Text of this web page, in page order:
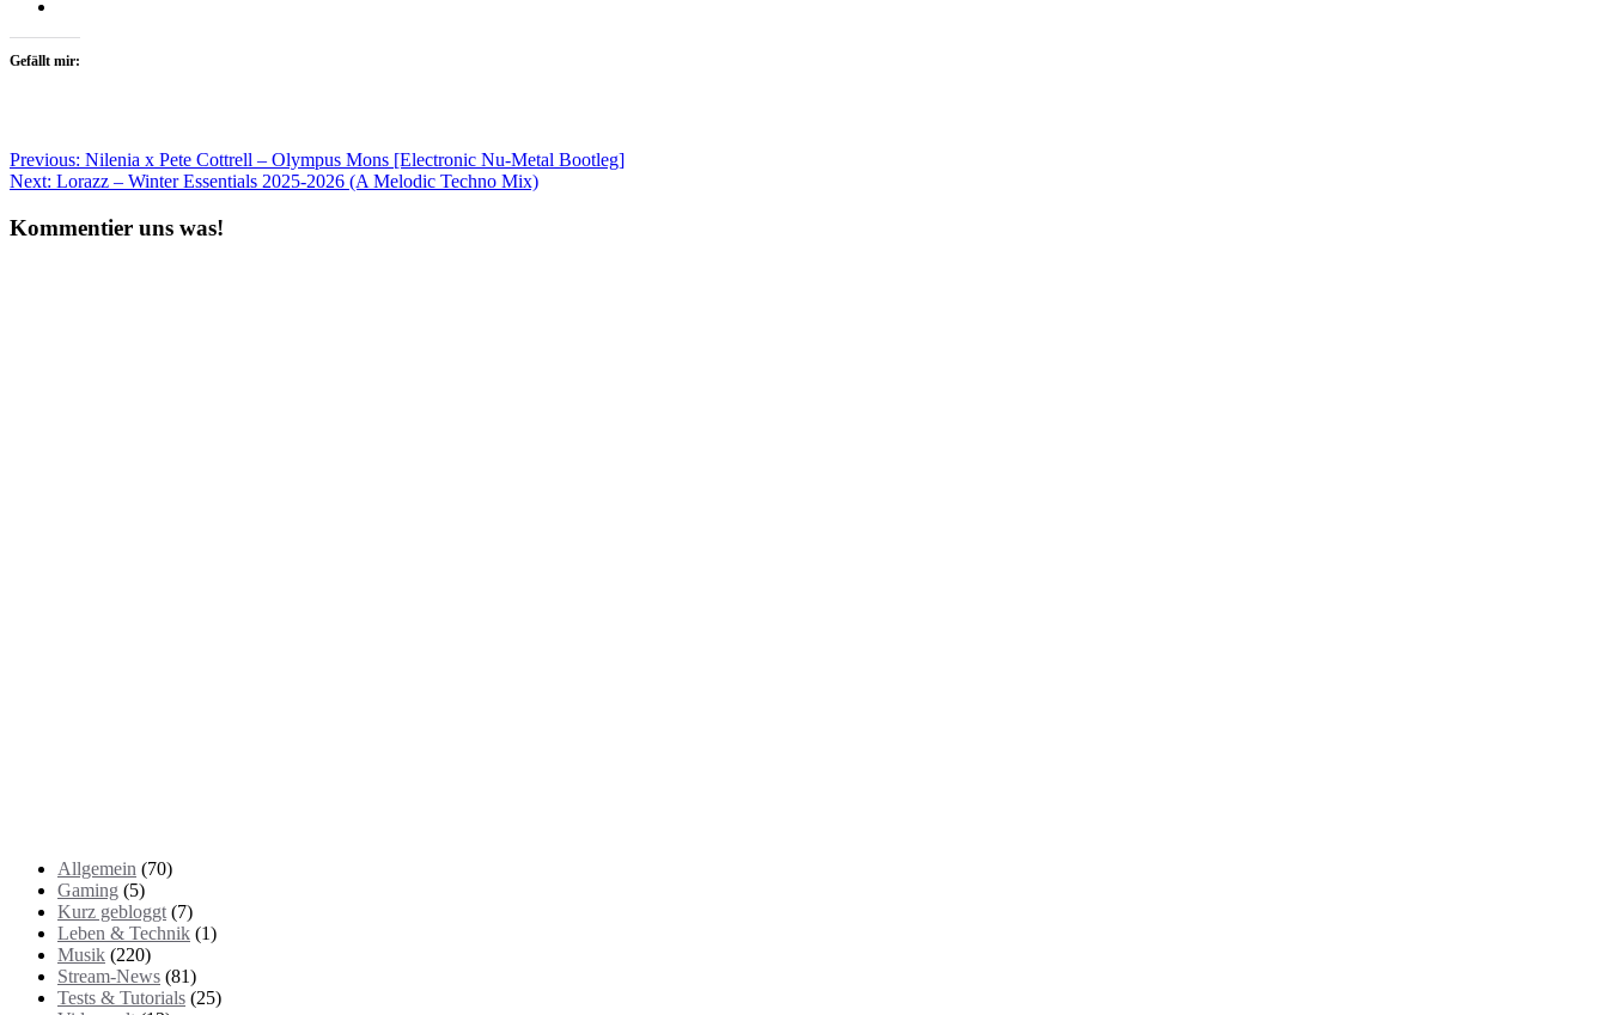
Gefällt mir:
Beitragsnavigation
Previous: Nilenia x Pete Cottrell – Olympus Mons [Electronic Nu-Metal Bootleg]
Next: Lorazz – Winter Essentials 2025-2026 (A Melodic Techno Mix)
Kommentier uns was!
Allgemein (70)
Gaming (5)
Kurz gebloggt (7)
Leben & Technik (1)
Musik (220)
Stream-News (81)
Tests & Tutorials (25)